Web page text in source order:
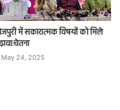
में सकारात्मक विषयों को मिले
May 24, 2025